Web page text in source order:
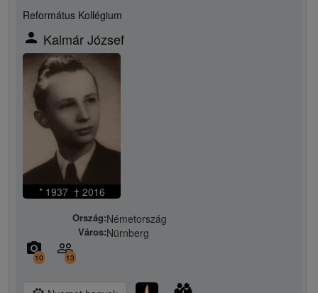
Református Kollégium
person Kalmár József
* 1937 † 2016
Ország:Németország
Város:Nürnberg
camera_alt
10
people_outline
13